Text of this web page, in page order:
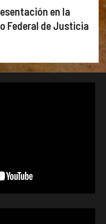
en la
Federal de Justicia